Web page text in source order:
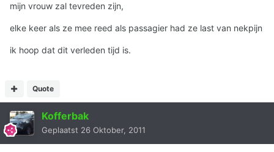
mijn vrouw zal tevreden zijn,
elke keer als ze mee reed als passagier had ze last van nekpijn
ik hoop dat dit verleden tijd is.
Quote
Kofferbak
Geplaatst 26 Oktober, 2011